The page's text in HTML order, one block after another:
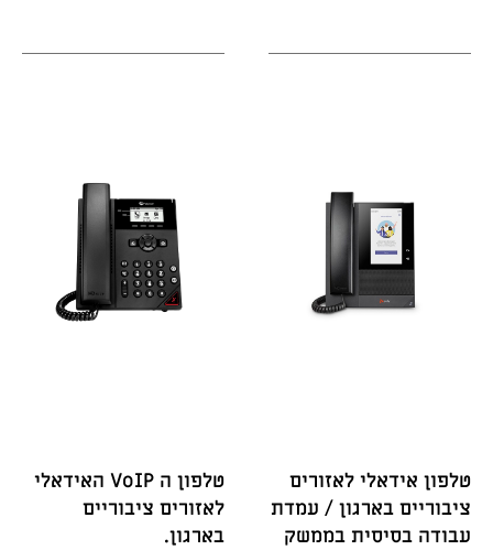
טלפון אידאלי לאזורים
ציבוריים בארגון / עמדת
עבודה בסיסית בממשק
טלפון ה VoIP האידאלי
לאזורים ציבוריים
בארגון.